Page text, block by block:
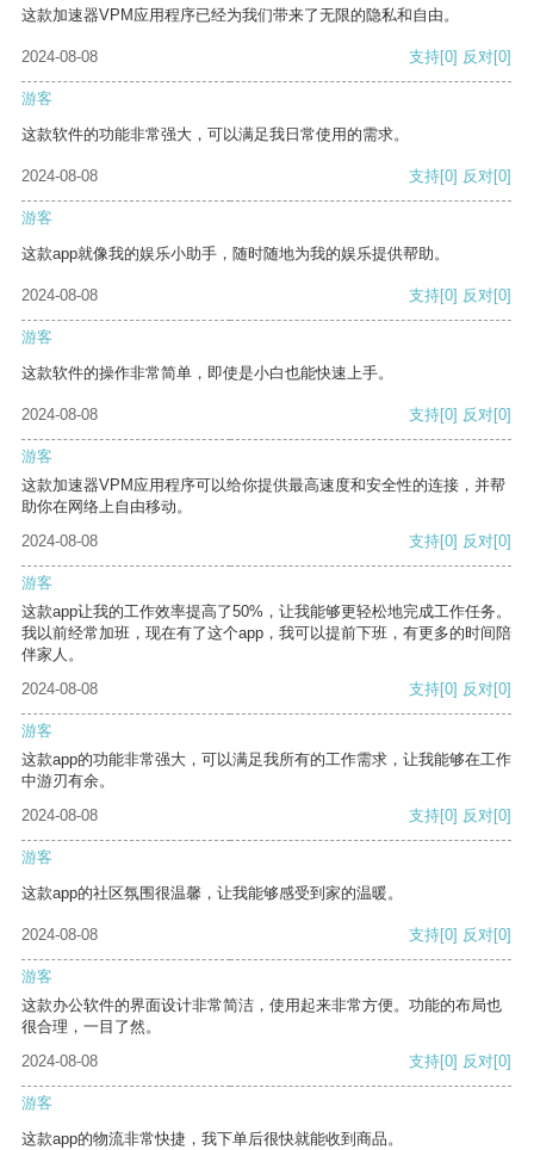
这款加速器VPM应用程序已经为我们带来了无限的隐私和自由。
2024-08-08 支持[0] 反对[0]
游客
这款软件的功能非常强大，可以满足我日常使用的需求。
2024-08-08 支持[0] 反对[0]
游客
这款app就像我的娱乐小助手，随时随地为我的娱乐提供帮助。
2024-08-08 支持[0] 反对[0]
游客
这款软件的操作非常简单，即使是小白也能快速上手。
2024-08-08 支持[0] 反对[0]
游客
这款加速器VPM应用程序可以给你提供最高速度和安全性的连接，并帮
助你在网络上自由移动。
2024-08-08
支持[0] 反对[0]
游客
这款app让我的工作效率提高了50%，让我能够更轻松地完成工作任务。
我以前经常加班，现在有了这个app，我可以提前下班，有更多的时间陪
伴家人。
2024-08-08
支持[0] 反对[0]
游客
这款app的功能非常强大，可以满足我所有的工作需求，让我能够在工作
中游刃有余。
2024-08-08
支持[0] 反对[0]
游客
这款app的社区氛围很温馨，让我能够感受到家的温暖。
2024-08-08 支持[0] 反对[0]
游客
这款办公软件的界面设计非常简洁，使用起来非常方便。功能的布局也
很合理，一目了然。
2024-08-08
支持[0] 反对[0]
游客
这款app的物流非常快捷，我下单后很快就能收到商品。